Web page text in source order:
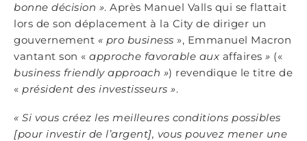
bonne décision ». Après Manuel Valls qui se flattait
lors de son déplacement à la City de diriger un
gouvernement « pro business », Emmanuel Macron
vantant son « approche favorable aux affaires » («
business friendly approach ») revendique le titre de
« président des investisseurs ».
« Si vous créez les meilleures conditions possibles
[pour investir de l’argent], vous pouvez mener une